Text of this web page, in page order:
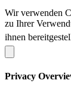
Wir verwenden
zu Ihrer
ihnen
Privacy